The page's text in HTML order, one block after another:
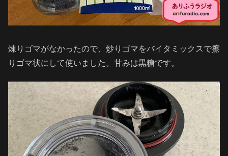
煉りゴマがなかったので、炒りゴマをバイタミックスで擦
りゴマ状にして使いました。甘みは黒糖です。